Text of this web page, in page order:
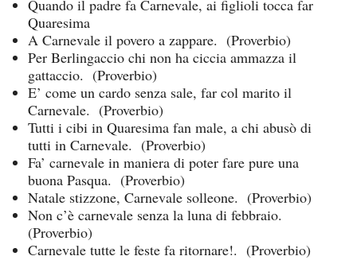
Quando il padre fa Carnevale, ai figlioli tocca far
Quaresima
A Carnevale il povero a zappare. (Proverbio)
Per Berlingaccio chi non ha ciccia ammazza il
gattaccio. (Proverbio)
E’ come un cardo senza sale, far col marito il
Carnevale. (Proverbio)
Tutti i cibi in Quaresima fan male, a chi abusò di
tutti in Carnevale. (Proverbio)
Fa’ carnevale in maniera di poter fare pure una
buona Pasqua. (Proverbio)
Natale stizzone, Carnevale solleone. (Proverbio)
Non c’è carnevale senza la luna di febbraio.
(Proverbio)
Carnevale tutte le feste fa ritornare!. (Proverbio)